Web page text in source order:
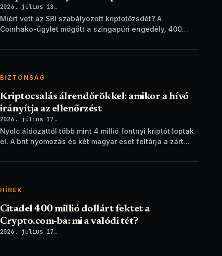
2026. július 18.
Miért vett az SBI szabályozott kriptotőzsdét? A
Coinhako-ügylet mögött a szingapúri engedély, 400
BIZTONSÁG
Kriptocsalás álrendőrökkel: amikor a hívó
irányítja az ellenőrzést
2026. július 17.
Nyolc áldozattól több mint 4 millió fontnyi kriptót loptak
el. A brit nyomozás és két magyar eset feltárja a zárt
HÍREK
Citadel 400 millió dollárt fektet a
Crypto.com-ba: mi a valódi tét?
2026. július 17.